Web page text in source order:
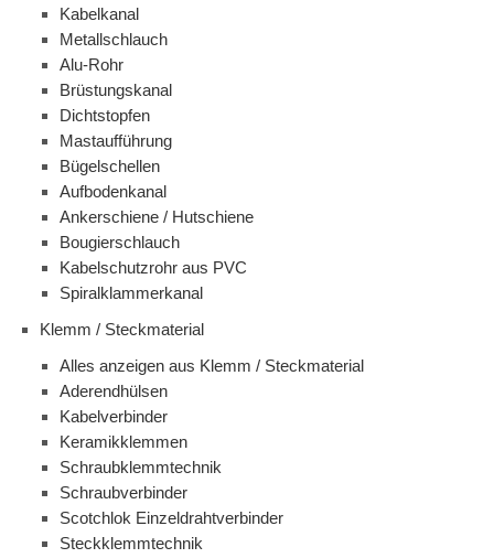
Kabelkanal
Metallschlauch
Alu-Rohr
Brüstungskanal
Dichtstopfen
Mastaufführung
Bügelschellen
Aufbodenkanal
Ankerschiene / Hutschiene
Bougierschlauch
Kabelschutzrohr aus PVC
Spiralklammerkanal
Klemm / Steckmaterial
Alles anzeigen aus Klemm / Steckmaterial
Aderendhülsen
Kabelverbinder
Keramikklemmen
Schraubklemmtechnik
Schraubverbinder
Scotchlok Einzeldrahtverbinder
Steckklemmtechnik